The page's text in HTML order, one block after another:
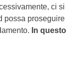
ci si
possa proseguire
In questo